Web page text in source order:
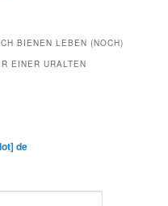
BIENEN LEBEN (NOCH)
EINER URALTEN
de